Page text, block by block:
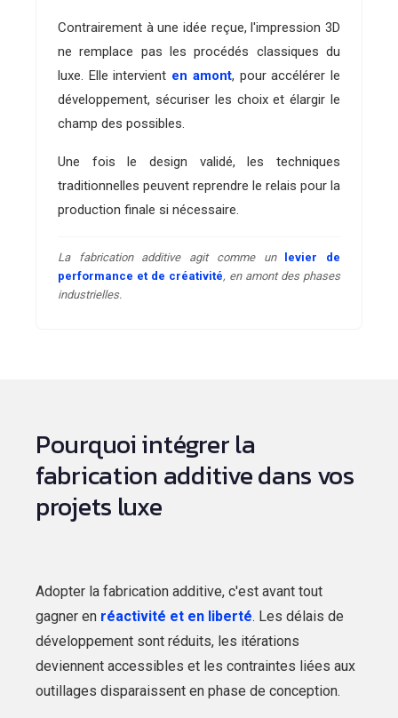
Contrairement à une idée reçue, l'impression 3D
ne remplace pas les procédés classiques du
luxe. Elle intervient en amont, pour accélérer le
développement, sécuriser les choix et élargir le
champ des possibles.
Une fois le design validé, les techniques
traditionnelles peuvent reprendre le relais pour la
production finale si nécessaire.
La fabrication additive agit comme un
levier de
performance et de créativité, en amont des phases
industrielles.
Pourquoi intégrer la
fabrication additive dans vos
projets luxe
Adopter la fabrication additive, c'est avant tout
gagner en réactivité et en liberté. Les délais de
développement sont réduits, les itérations
deviennent accessibles et les contraintes liées aux
outillages disparaissent en phase de conception.